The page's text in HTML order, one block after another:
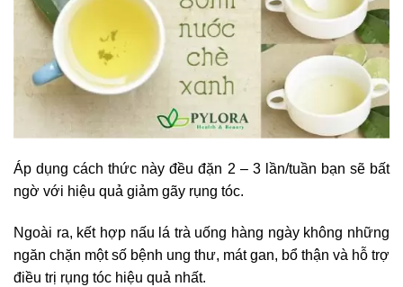
Áp dụng cách thức này đều đặn 2 – 3 lần/tuần bạn sẽ bất
ngờ với hiệu quả giảm gãy rụng tóc.
Ngoài ra, kết hợp nấu lá trà uống hàng ngày không những
ngăn chặn một số bệnh ung thư, mát gan, bổ thận và hỗ trợ
điều trị rụng tóc hiệu quả nhất.